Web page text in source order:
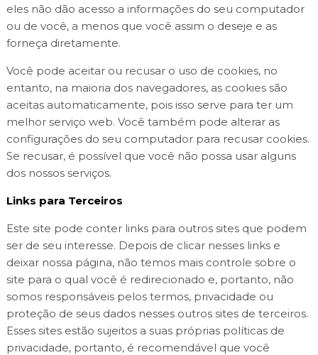
eles não dão acesso a informações do seu computador
ou de você, a menos que você assim o deseje e as
forneça diretamente.
Você pode aceitar ou recusar o uso de cookies, no
entanto, na maioria dos navegadores, as cookies são
aceitas automaticamente, pois isso serve para ter um
melhor serviço web. Você também pode alterar as
configurações do seu computador para recusar cookies.
Se recusar, é possível que você não possa usar alguns
dos nossos serviços.
Links para Terceiros
Este site pode conter links para outros sites que podem
ser de seu interesse. Depois de clicar nesses links e
deixar nossa página, não temos mais controle sobre o
site para o qual você é redirecionado e, portanto, não
somos responsáveis ​​pelos termos, privacidade ou
proteção de seus dados nesses outros sites de terceiros.
Esses sites estão sujeitos a suas próprias políticas de
privacidade, portanto, é recomendável que você